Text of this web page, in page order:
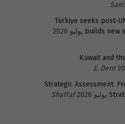
Türkiye seeks post-
builds new
Kuwait and
E. Dent
Strategic Assessment:
Shaffaf